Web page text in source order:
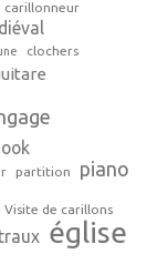
carillonneur
clochers
partition piano
Visite de carillons
église